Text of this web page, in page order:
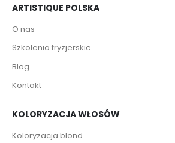
ARTISTIQUE POLSKA
O nas
Szkolenia fryzjerskie
Blog
Kontakt
KOLORYZACJA WŁOSÓW
Koloryzacja blond